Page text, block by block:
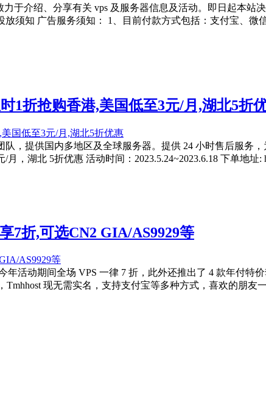
力于介绍、分享有关 vps 及服务器信息及活动。即日起本
放须知 广告服务须知： 1、目前付款方式包括：支付宝、
1折抢购香港,美国低至3元/月,湖北5折
，提供国内多地区及全球服务器。提供 24 小时售后服务
月，湖北 5折优惠 活动时间：2023.5.24~2023.6.18 下单地
7折,可选CN2 GIA/AS9929等
年活动期间全场 VPS 一律 7 折，此外还推出了 4 款年付
Tmhhost 现无需实名，支持支付宝等多种方式，喜欢的朋